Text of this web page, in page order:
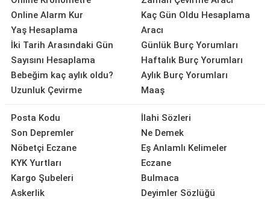
Online Alarm Kur
Yaş Hesaplama
İki Tarih Arasındaki Gün
Sayısını Hesaplama
Bebeğim kaç aylık oldu?
Uzunluk Çevirme
Kaç Gün Oldu Hesaplama
Aracı
Günlük Burç Yorumları
Haftalık Burç Yorumları
Aylık Burç Yorumları
Maaş
Posta Kodu
Son Depremler
Nöbetçi Eczane
KYK Yurtları
Kargo Şubeleri
Askerlik
İlahi Sözleri
Ne Demek
Eş Anlamlı Kelimeler
Eczane
Bulmaca
Deyimler Sözlüğü